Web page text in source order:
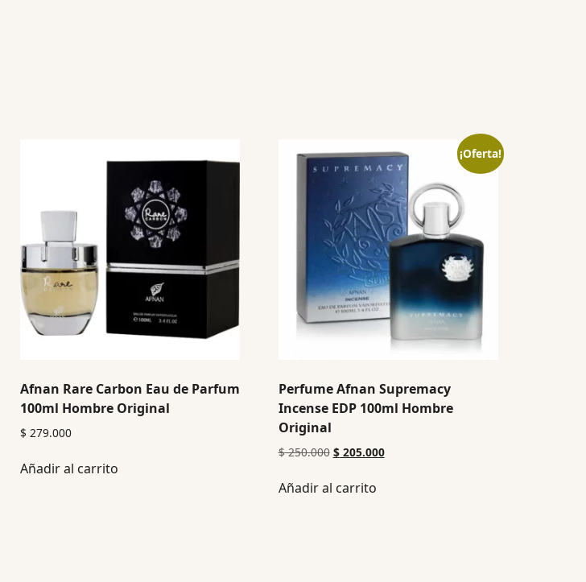
Afnan Rare Carbon Eau de Parfum
100ml Hombre Original
$ 279.000
Añadir al carrito
¡Oferta!
Perfume Afnan Supremacy
Incense EDP 100ml Hombre
Original
$250.000 $205.000
Añadir al carrito